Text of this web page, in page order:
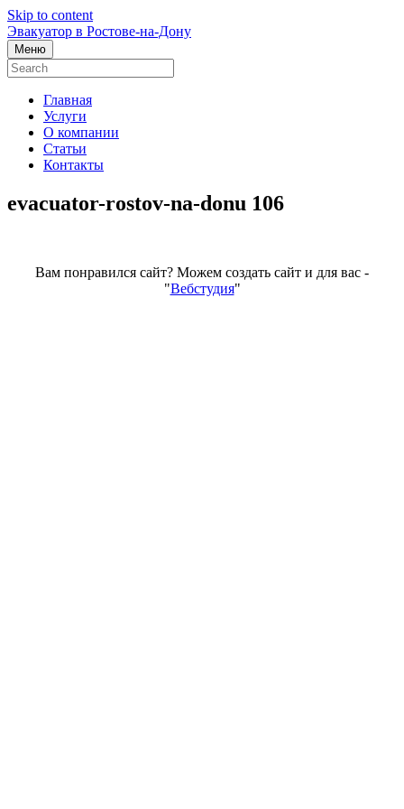
Skip to content
Эвакуатор в Ростове-на-Дону
Меню
Главная
Услуги
О компании
Статьи
Контакты
evacuator-rostov-na-donu 106
Вам понравился сайт? Можем создать сайт и для вас -
"Вебстудия"